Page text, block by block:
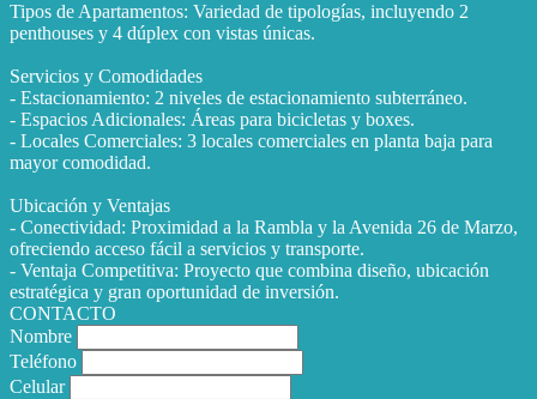
Tipos de Apartamentos: Variedad de tipologías, incluyendo 2
penthouses y 4 dúplex con vistas únicas.
Servicios y Comodidades
- Estacionamiento: 2 niveles de estacionamiento subterráneo.
- Espacios Adicionales: Áreas para bicicletas y boxes.
- Locales Comerciales: 3 locales comerciales en planta baja para
mayor comodidad.
Ubicación y Ventajas
- Conectividad: Proximidad a la Rambla y la Avenida 26 de Marzo,
ofreciendo acceso fácil a servicios y transporte.
- Ventaja Competitiva: Proyecto que combina diseño, ubicación
estratégica y gran oportunidad de inversión.
CONTACTO
Nombre
Teléfono
Celular